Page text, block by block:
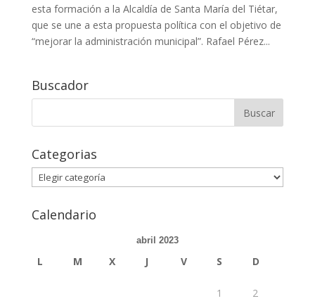
esta formación a la Alcaldía de Santa María del Tiétar,
que se une a esta propuesta política con el objetivo de
“mejorar la administración municipal”. Rafael Pérez...
Buscador
Buscar:
Categorias
Categorias
Calendario
abril 2023
L M X J V S D
1 2